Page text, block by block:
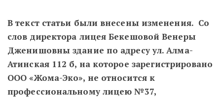
В текст статьи были внесены изменения. Со
слов директора лицея Бекешовой Венеры
Дженишовны здание по адресу ул. Алма-
Атинская 112 б, на которое зарегистрировано
ООО «Жома-Эко», не относится к
профессиональному лицею №37,